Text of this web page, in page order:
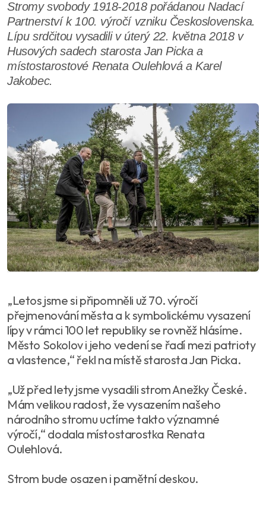
Stromy svobody 1918-2018 pořádanou Nadací
Partnerství k 100. výročí vzniku Československa.
Lípu srdčitou vysadili v úterý 22. května 2018 v
Husových sadech starosta Jan Picka a
místostarostové Renata Oulehlová a Karel
Jakobec.
„Letos jsme si připomněli už 70. výročí
přejmenování města a k symbolickému vysazení
lípy v rámci 100 let republiky se rovněž hlásíme.
Město Sokolov i jeho vedení se řadí mezi patrioty
a vlastence,“ řekl na místě starosta Jan Picka.
„Už před lety jsme vysadili strom Anežky České.
Mám velikou radost, že vysazením našeho
národního stromu uctíme takto významné
výročí,“ dodala místostarostka Renata
Oulehlová.
Strom bude osazen i pamětní deskou.